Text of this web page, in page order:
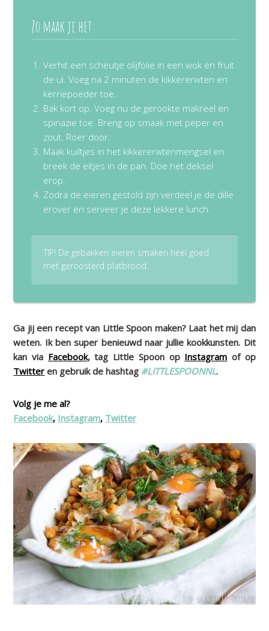
Zo maak je het:
Verhit een scheutje olijfolie in een wok en fruit
de ui. Voeg na 2 minuten de kikkererwten en
kerriepoeder toe.
Bak kort op. Voeg nu de gerookte makreel en
spinazie toe. Breng op smaak met peper en
zout. Roer door.
Maak kuiltjes in het kikkererwtenmengsel en
breek de eitjes in de pan. Doe het deksel
erop.
Zodra de eieren gestold zijn verdeel je de dille
erover en serveer je deze lekkere lunch.
TIP! De gebakken eieren smaken heel goed
met geroosterd platbrood.
Ga jij een recept van Little Spoon maken? Laat het mij dan
weten. Ik ben super benieuwd naar jullie kookkunsten. Dit
kan via Facebook, tag Little Spoon op Instagram of op
Twitter en gebruik de hashtag #LITTLESPOONNL.
Volg je me al?
Facebook, Instagram, Twitter